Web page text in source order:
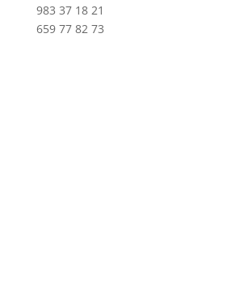
983 37 18 21
659 77 82 73